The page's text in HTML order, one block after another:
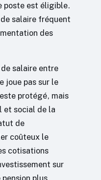
poste est éligible.
de salaire fréquent
des
salaire entre
joue pas sur le
protégé, mais
et social de la
de
coûteux le
cotisations
sur